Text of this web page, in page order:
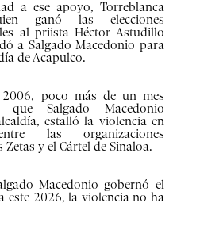
a ese apoyo, Torreblanca
ganó las elecciones
al priista Héctor Astudillo
a Salgado Macedonio para
de Acapulco.
poco más de un mes
que Salgado Macedonio
estalló la violencia en
las organizaciones
Zetas y el Cártel de Sinaloa.
Macedonio gobernó el
este 2026, la violencia no ha